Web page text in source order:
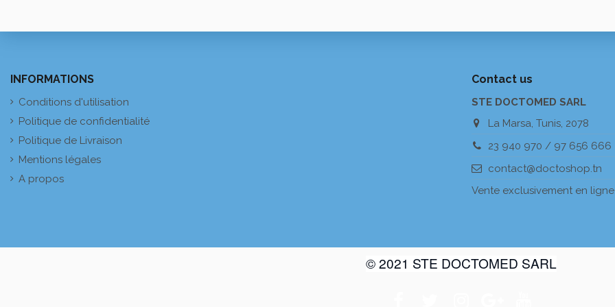
INFORMATIONS
Conditions d'utilisation
Politique de confidentialité
Politique de Livraison
Mentions légales
A propos
Contact us
STE DOCTOMED SARL
La Marsa, Tunis, 2078
23 940 970 / 97 656 666
contact@doctoshop.tn
Vente exclusivement en
© 2021 STE DOCTOMED SARL